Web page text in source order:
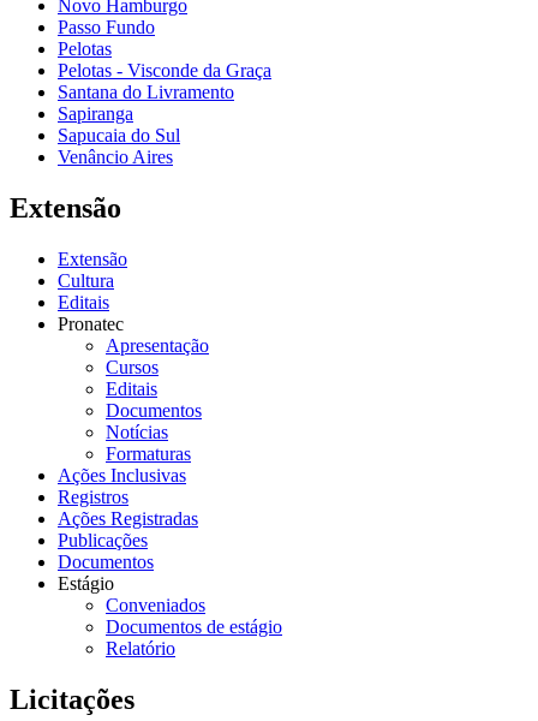
Novo Hamburgo
Passo Fundo
Pelotas
Pelotas - Visconde da Graça
Santana do Livramento
Sapiranga
Sapucaia do Sul
Venâncio Aires
Extensão
Extensão
Cultura
Editais
Pronatec
Apresentação
Cursos
Editais
Documentos
Notícias
Formaturas
Ações Inclusivas
Registros
Ações Registradas
Publicações
Documentos
Estágio
Conveniados
Documentos de estágio
Relatório
Licitações